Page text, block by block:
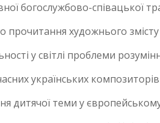
богослужбово-співацької
прочитання художнього
у світлі проблеми
українських
дитячої теми у